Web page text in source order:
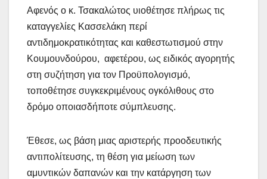
Αφενός ο κ. Τσακαλώτος υιοθέτησε πλήρως τις
καταγγελίες Κασσελάκη περί
αντιδημοκρατικότητας και καθεστωτισμού στην
Κουμουνδούρου, αφετέρου, ως ειδικός αγορητής
στη συζήτηση για τον Προϋπολογισμό,
τοποθέτησε συγκεκριμένους ογκόλιθους στο
δρόμο οποιασδήποτε σύμπλευσης.
Έθεσε, ως βάση μιας αριστερής προοδευτικής
αντιπολίτευσης, τη θέση για μείωση των
αμυντικών δαπανών και την κατάργηση των